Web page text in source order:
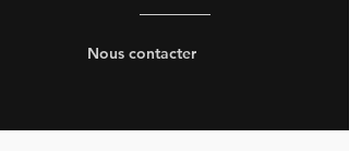
Nous contacter